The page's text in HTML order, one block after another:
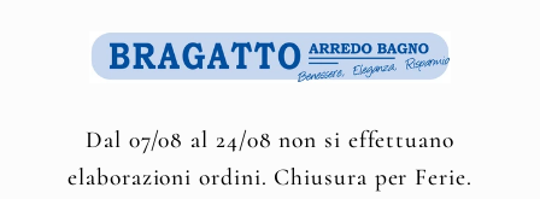
direttamente
ai contenuti
Dal 07/08 al 24/08 non si effettuano
elaborazioni ordini. Chiusura per Ferie.